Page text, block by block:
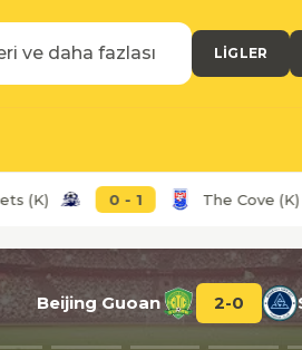
LIGLER
0- The Cove (K)
Beijing Guoan 2-0